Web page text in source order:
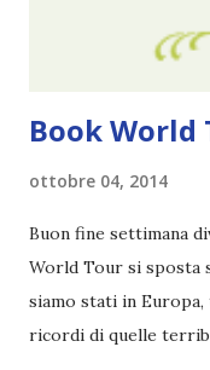
visto, l'ho sentito. Le
Book
ottobre 04, 2014
Buon fine settimana
World Tour si sposta
siamo stati in
ricordi di quelle